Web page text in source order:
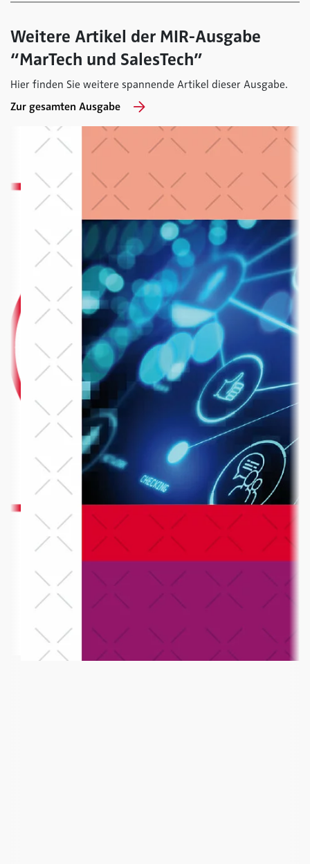
Weitere Artikel der MIR-Ausgabe
“MarTech und SalesTech”
Hier finden Sie weitere spannende Artikel dieser Ausgabe.
Zur gesamten Ausgabe